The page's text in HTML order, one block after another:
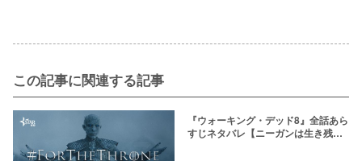
この記事に関連する記事
『ウォーキング・デッド8』全話あら
すじネタバレ【ニーガンは生き残